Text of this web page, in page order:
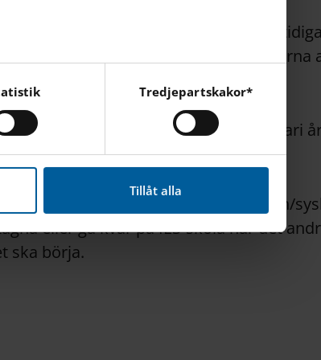
Google, Facebook, Instagram och
här.
Tredjepartskakor*
Tillåt alla
erbjuds i turordning efter ködatum. Ju
barn i kö, desto större är möjligheterna
tidigast ställa ditt barn i kö den 1 februari
är fött.
kan tillämpas, då behöver syskon/
eller gå kvar på IES-skola när det
ska börja.